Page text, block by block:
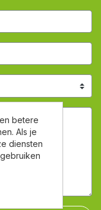
betere
Als je
diensten